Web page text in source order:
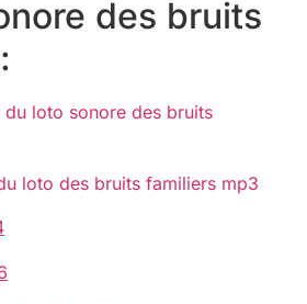
des bruits
du loto sonore des bruits
loto des bruits familiers mp3